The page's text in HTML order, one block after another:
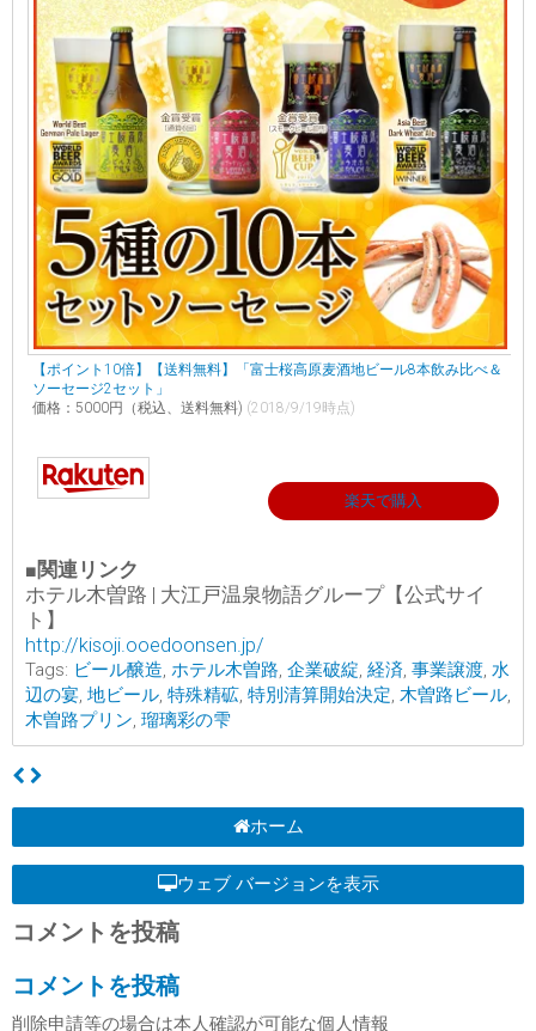
【ポイント10倍】【送料無料】「富士桜高原麦酒地ビール8本飲み比べ＆
ソーセージ2セット」
価格：5000円（税込、送料無料) (2018/9/19時点)
楽天で購入
■関連リンク
ホテル木曽路 | 大江戸温泉物語グループ【公式サイ
ト】
http://kisoji.ooedoonsen.jp/
Tags: ビール醸造, ホテル木曽路, 企業破綻, 経済, 事業譲渡, 水
辺の宴, 地ビール, 特殊精砿, 特別清算開始決定, 木曽路ビール,
木曽路プリン, 瑠璃彩の雫
ホーム
ウェブ バージョンを表示
コメントを投稿
コメントを投稿
削除申請等の場合は本人確認が可能な個人情報